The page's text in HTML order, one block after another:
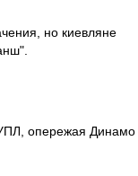
но киевляне
УПЛ, опережая Динамо